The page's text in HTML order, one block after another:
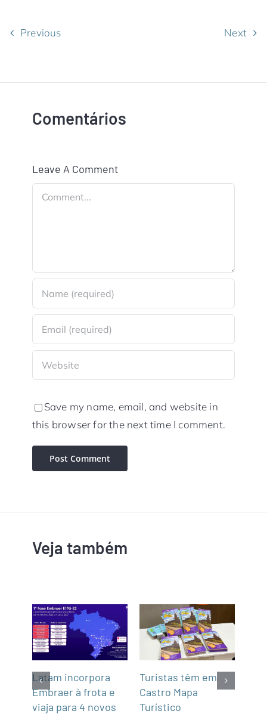
Previous Next
Comentários
Leave A Comment
Comment
Save my name, email, and website in
this browser for the next time I comment.
Veja também
Latam incorpora
Embraer à frota e
viaja para 4 novos
Turistas têm em
Castro Mapa
Turístico